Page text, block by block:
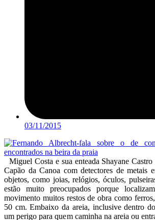
03/11/2015
Miguel Costa e sua enteada Shayane Castro
Capão da Canoa com detectores de metais
objetos, como joias, relógios, óculos,
estão muito preocupados porque
movimento muitos restos de obra como
50 cm. Embaixo da areia, inclusive dentro
um perigo para quem caminha na areia ou